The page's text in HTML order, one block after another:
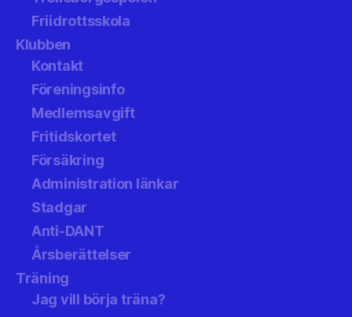
Friidrottsskola
Klubben
Kontakt
Föreningsinfo
Medlemsavgift
Fritidskortet
Försäkring
Administration länkar
Stadgar
Anti-DANT
Årsberättelser
Träning
Jag vill börja träna?